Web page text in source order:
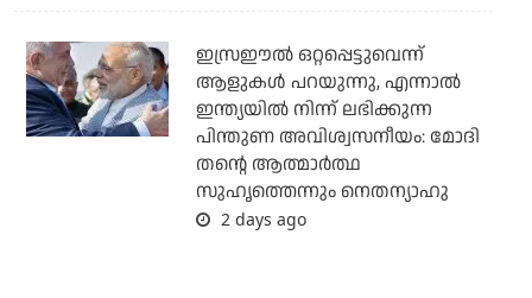
ഇസ്രഈല്‍ ഒറ്റപ്പെട്ടുവെന്ന്
ആളുകള്‍ പറയുന്നു, എന്നാല്‍
ഇന്ത്യയില്‍ നിന്ന് ലഭിക്കുന്ന
പിന്തുണ അവിശ്വസനീയം: മോദി
തന്റെ ആത്മാര്‍ത്ഥ
സുഹൃത്തെന്നും നെതന്യാഹു
2 days ago